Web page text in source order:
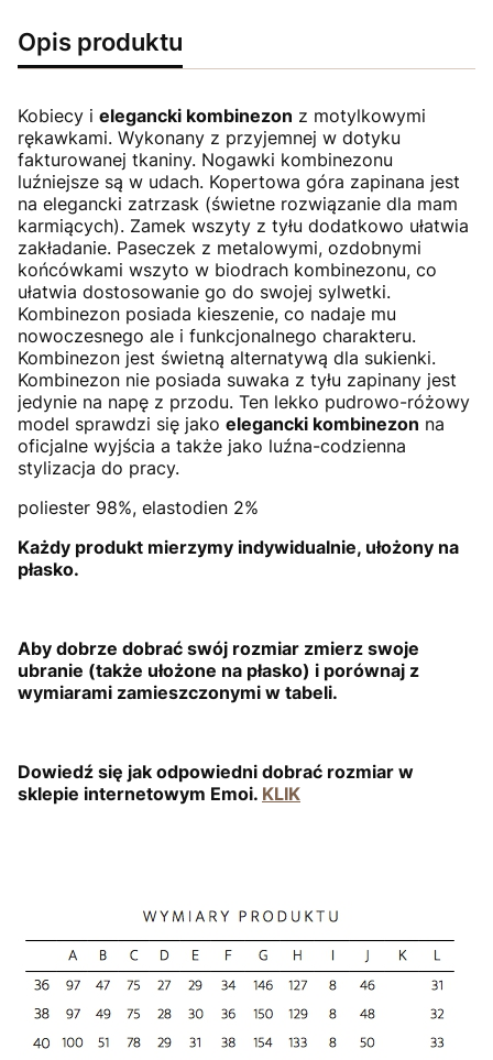
Opis produktu
Kobiecy i elegancki kombinezon z motylkowymi
rękawkami. Wykonany z przyjemnej w dotyku
fakturowanej tkaniny. Nogawki kombinezonu
luźniejsze są w udach. Kopertowa góra zapinana jest
na elegancki zatrzask (świetne rozwiązanie dla mam
karmiących). Zamek wszyty z tyłu dodatkowo ułatwia
zakładanie. Paseczek z metalowymi, ozdobnymi
końcówkami wszyto w biodrach kombinezonu, co
ułatwia dostosowanie go do swojej sylwetki.
Kombinezon posiada kieszenie, co nadaje mu
nowoczesnego ale i funkcjonalnego charakteru.
Kombinezon jest świetną alternatywą dla sukienki.
Kombinezon nie posiada suwaka z tyłu zapinany jest
jedynie na napę z przodu. Ten lekko pudrowo-różowy
model sprawdzi się jako elegancki kombinezon na
oficjalne wyjścia a także jako luźna-codzienna
stylizacja do pracy.
poliester 98%, elastodien 2%
Każdy produkt mierzymy indywidualnie, ułożony na
płasko.
Aby dobrze dobrać swój rozmiar zmierz swoje
ubranie (także ułożone na płasko) i porównaj z
wymiarami zamieszczonymi w tabeli.
Dowiedź się jak odpowiedni dobrać rozmiar w
sklepie internetowym Emoi. KLIK